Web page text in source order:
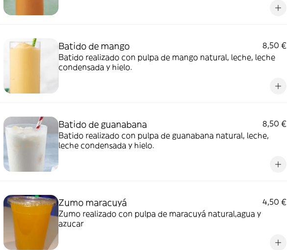
Batido de mango
8,50 €
Batido realizado con pulpa de mango natural, leche, leche
condensada y hielo.
Batido de guanabana
8,50 €
Batido realizado con pulpa de guanabana natural, leche,
leche condensada y hielo.
Zumo maracuyá
4,50 €
Zumo realizado con pulpa de maracuyá natural,agua y
azucar